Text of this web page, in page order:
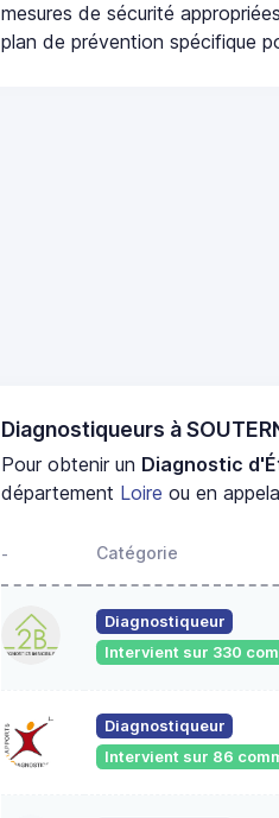
mesures de sécurité
plan de prévention spécifique
Diagnostiqueurs à
Pour obtenir un Diagnostic
département Loire ou en
- Catégorie
Diagnostiqueur
Intervient sur 330
Diagnostiqueur
Intervient sur 86